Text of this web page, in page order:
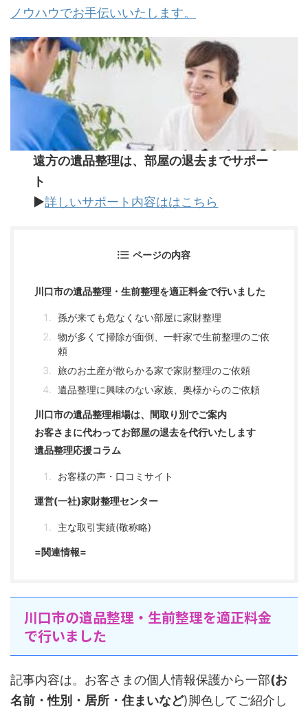
ノウハウでお手伝いいたします。
遠方の遺品整理は、部屋の退去までサポー
ト
▶詳しいサポート内容ははこちら
ページの内容
川口市の遺品整理・生前整理を適正料金で行いました
孫が来ても危なくない部屋に家財整理
物が多くて掃除が面倒、一軒家で生前整理のご依
頼
旅のお土産が散らかる家で家財整理のご依頼
遺品整理に興味のない家族、奥様からのご依頼
川口市の遺品整理相場は、間取り別でご案内
お客さまに代わってお部屋の退去を代行いたします
遺品整理応援コラム
お客様の声・口コミサイト
運営(一社)家財整理センター
主な取引実績(敬称略)
=関連情報=
川口市の遺品整理・生前整理を適正料金
で行いました
記事内容は。お客さまの個人情報保護から一部(お
名前・性別・居所・住まいなど)脚色してご紹介し